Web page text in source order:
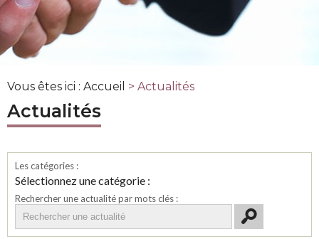
Vous êtes ici : Accueil > Actualités
Actualités
Les catégories :
Sélectionnez une catégorie :
Rechercher une actualité par mots clés :